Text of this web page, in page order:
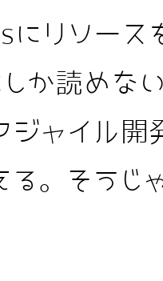
リソース
しか読めな
ャイル開
る。そうじ